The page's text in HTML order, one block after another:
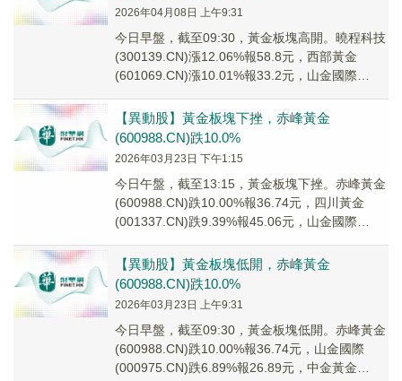
2026年04月08日 上午9:31
今日早盤，截至09:30，黃金板塊高開。曉程科技
(300139.CN)漲12.06%報58.8元，西部黃金
(601069.CN)漲10.01%報33.2元，山金國際
【異動股】黃金板塊下挫，赤峰黃金
(600988.CN)跌10.0%
2026年03月23日 下午1:15
今日午盤，截至13:15，黃金板塊下挫。赤峰黃金
(600988.CN)跌10.00%報36.74元，四川黃金
(001337.CN)跌9.39%報45.06元，山金國際
【異動股】黃金板塊低開，赤峰黃金
(600988.CN)跌10.0%
2026年03月23日 上午9:31
今日早盤，截至09:30，黃金板塊低開。赤峰黃金
(600988.CN)跌10.00%報36.74元，山金國際
(000975.CN)跌6.89%報26.89元，中金黃金